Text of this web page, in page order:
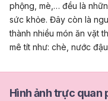
phộng, mè,… đều là
sức khỏe. Đây còn là
thành nhiều món ăn vặt
mê tít như: chè, nước
Hình ảnh trực quan